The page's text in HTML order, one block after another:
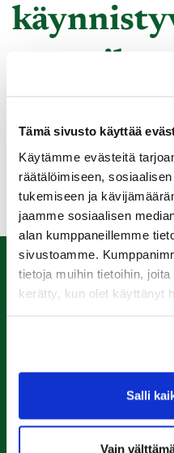
Tämä sivusto käyttää
Käytämme evästeitä
räätälöimiseen,
tukemiseen ja
jaamme sosiaalisen
alan kumppaneillemme
sivustoamme.
tietoja muihin tietoihin,
kerätty, kun olet käyttänyt
Salli
Vain
Harjoittelu tapahtuu
lyöntipaikkaa hyödyntäen.
Ala-